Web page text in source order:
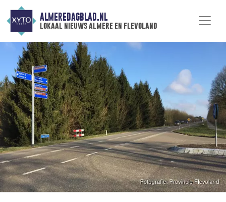
ALMEREDAGBLAD.NL
lokaal nieuws almere en flevoland